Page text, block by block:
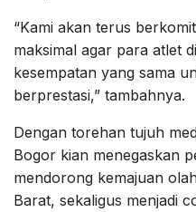
“Kami akan terus
maksimal agar para atlet
kesempatan yang sama
berprestasi,” tambahnya.
Dengan torehan tujuh
Bogor kian menegaskan
mendorong kemajuan
Barat, sekaligus menjadi